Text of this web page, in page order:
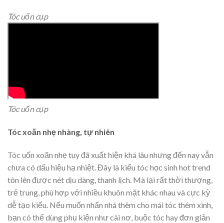
Tóc uốn cụp
Tóc uốn cụp
Tóc xoăn nhẹ nhàng, tự nhiên
Tóc uốn xoăn nhẹ tuy đã xuất hiện khá lâu nhưng đến nay vẫn
chưa có dấu hiệu hạ nhiệt. Đây là kiểu tóc học sinh hot trend
tôn lên được nét dịu dàng, thanh lịch. Mà lại rất thời thượng,
trẻ trung, phù hợp với nhiều khuôn mặt khác nhau và cực kỳ
dễ tạo kiểu. Nếu muốn nhấn nhá thêm cho mái tóc thêm xinh,
bạn có thể dùng phụ kiện như cài nơ, buộc tóc hay đơn giản